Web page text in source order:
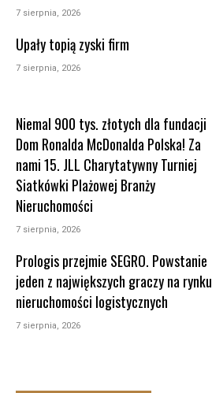
7 sierpnia, 2026
Upały topią zyski firm
7 sierpnia, 2026
Niemal 900 tys. złotych dla fundacji
Dom Ronalda McDonalda Polska! Za
nami 15. JLL Charytatywny Turniej
Siatkówki Plażowej Branży
Nieruchomości
7 sierpnia, 2026
Prologis przejmie SEGRO. Powstanie
jeden z największych graczy na rynku
nieruchomości logistycznych
7 sierpnia, 2026